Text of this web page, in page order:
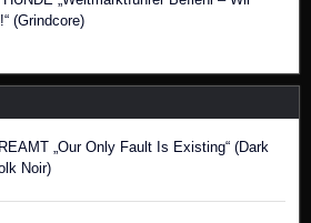
(Grindcore)
„Our Only Fault Is Existing“ (Dark
Noir)